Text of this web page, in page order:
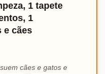
1 tapete
1
e cães
cães e gatos e